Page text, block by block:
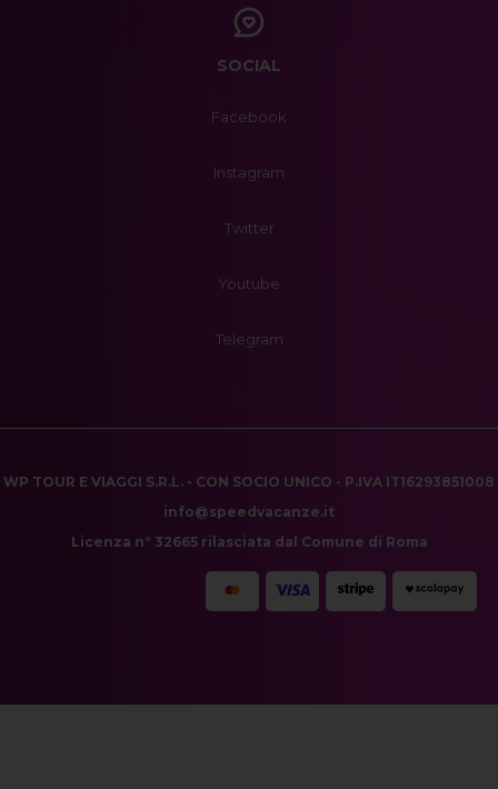
SOCIAL
Facebook
Instagram
Twitter
Youtube
Telegram
WP TOUR E VIAGGI S.R.L. - CON SOCIO UNICO - P.IVA IT16293851008
info@speedvacanze.it
Licenza n° 32665 rilasciata dal Comune di Roma